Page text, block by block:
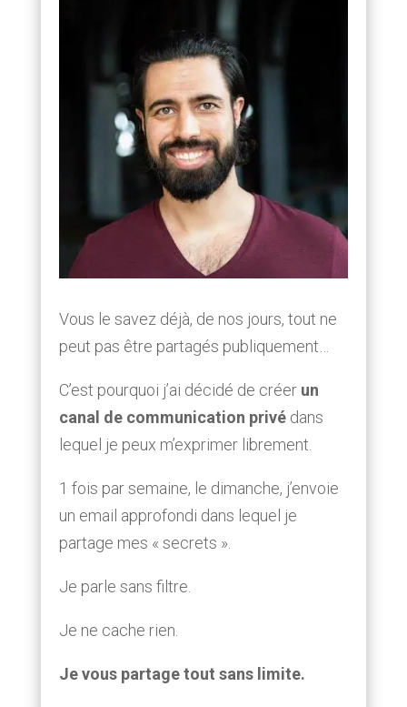
Vous le savez déjà, de nos jours, tout ne
peut pas être partagés publiquement…
C’est pourquoi j’ai décidé de créer un
canal de communication privé dans
lequel je peux m’exprimer librement.
1 fois par semaine, le dimanche, j’envoie
un email approfondi dans lequel je
partage mes « secrets ».
Je parle sans filtre.
Je ne cache rien.
Je vous partage tout sans limite.